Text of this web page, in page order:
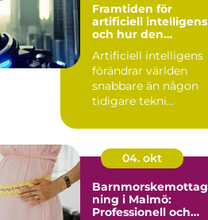
Framtiden för
artificiell intelligens
och hur den
Artificiell intelligens
förändrar världen
snabbare än någon
tidigare tekni...
04. okt
Barnmorskemottag
ning i Malmö:
Professionell och